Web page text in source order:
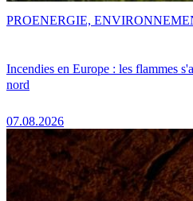
Incendies en Europe : les flammes
nord
07.08.2026
PROENERGIE,